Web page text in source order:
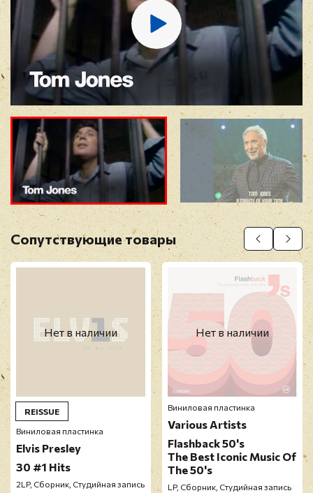
Отзыв
Прикрепить фото
Оставить отзыв
Перед публикацией отзывы проходят
модерацию
Сопутствующие товары
Нет в наличии
REISSUE
Виниловая пластинка
Elvis Presley
30 #1 Hits
2LP, Сборник, Студийная запись
Нет в наличии
Виниловая пластинка
Various Artists
Flashback 50's
The Best Iconic Music Of
The 50's
LP, Сборник, Студийная запись